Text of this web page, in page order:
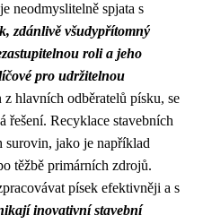
neodmyslitelně spjata s
zdánlivě všudypřítomný
roli a jeho
pro udržitelnou
z hlavních odběratelů písku, se
řešení. Recyklace stavebních
surovin, jako je například
těžbě primárních zdrojů.
písek efektivněji a s
inovativní stavební